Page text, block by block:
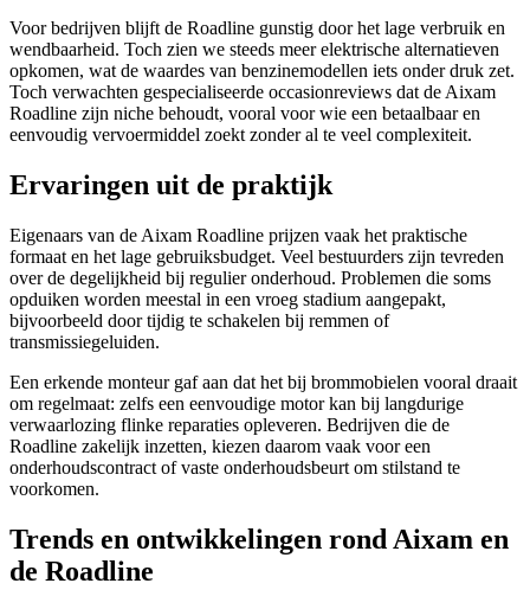
Voor bedrijven blijft de Roadline gunstig door het lage verbruik en
wendbaarheid. Toch zien we steeds meer elektrische alternatieven
opkomen, wat de waardes van benzinemodellen iets onder druk zet.
Toch verwachten gespecialiseerde occasionreviews dat de Aixam
Roadline zijn niche behoudt, vooral voor wie een betaalbaar en
eenvoudig vervoermiddel zoekt zonder al te veel complexiteit.
Ervaringen uit de praktijk
Eigenaars van de Aixam Roadline prijzen vaak het praktische
formaat en het lage gebruiksbudget. Veel bestuurders zijn tevreden
over de degelijkheid bij regulier onderhoud. Problemen die soms
opduiken worden meestal in een vroeg stadium aangepakt,
bijvoorbeeld door tijdig te schakelen bij remmen of
transmissiegeluiden.
Een erkende monteur gaf aan dat het bij brommobielen vooral draait
om regelmaat: zelfs een eenvoudige motor kan bij langdurige
verwaarlozing flinke reparaties opleveren. Bedrijven die de
Roadline zakelijk inzetten, kiezen daarom vaak voor een
onderhoudscontract of vaste onderhoudsbeurt om stilstand te
voorkomen.
Trends en ontwikkelingen rond Aixam en
de Roadline